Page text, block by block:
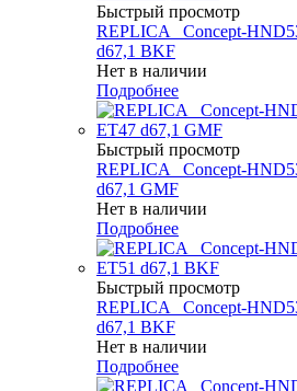
Быстрый просмотр
REPLICA _Concept-
d67,1 BKF
Нет в наличии
Подробнее
Быстрый просмотр
REPLICA _Concept-
d67,1 GMF
Нет в наличии
Подробнее
Быстрый просмотр
REPLICA _Concept-
d67,1 BKF
Нет в наличии
Подробнее